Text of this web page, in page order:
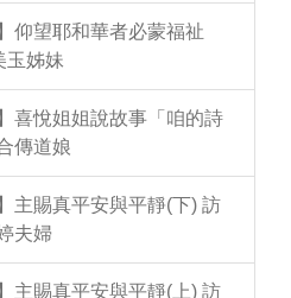
仰望耶和華者必蒙福祉
玉姊妹
喜悅姐姐說故事「咱的詩
傳道娘
主賜真平安與平靜(下) 訪
夫婦
主賜真平安與平靜(上) 訪